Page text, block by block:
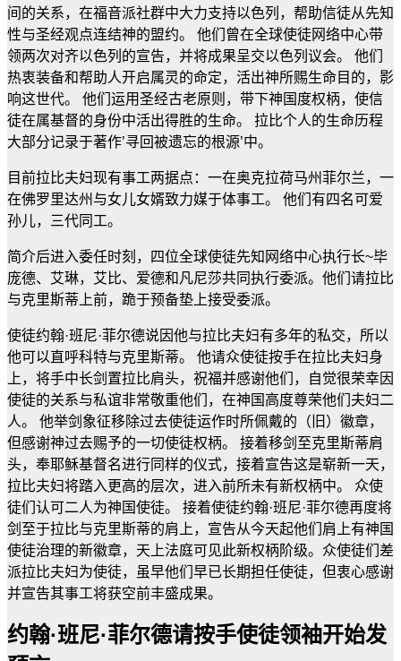
间的关系，在福音派社群中大力支持以色列，帮助信徒从先知
性与圣经观点连结神的盟约。 他们曾在全球使徒网络中心带
领两次对齐以色列的宣告，并将成果呈交以色列议会。 他们
热衷装备和帮助人开启属灵的命定，活出神所赐生命目的，影
响这世代。 他们运用圣经古老原则，带下神国度权柄，使信
徒在属基督的身份中活出得胜的生命。 拉比个人的生命历程
大部分记录于著作’寻回被遗忘的根源’中。
目前拉比夫妇现有事工两据点：一在奥克拉荷马州菲尔兰，一
在佛罗里达州与女儿女婿致力媒于体事工。 他们有四名可爱
孙儿，三代同工。
简介后进入委任时刻，四位全球使徒先知网络中心执行长~毕
庞德、艾琳，艾比、爱德和凡尼莎共同执行委派。他们请拉比
与克里斯蒂上前，跪于预备垫上接受委派。
使徒约翰·班尼·菲尔德说因他与拉比夫妇有多年的私交，所以
他可以直呼科特与克里斯蒂。 他请众使徒按手在拉比夫妇身
上，将手中长剑置拉比肩头，祝福并感谢他们，自觉很荣幸因
使徒的关系与私谊非常敬重他们，在神国高度尊荣他们夫妇二
人。 他举剑象征移除过去使徒运作时所佩戴的（旧）徽章，
但感谢神过去赐予的一切使徒权柄。 接着移剑至克里斯蒂肩
头，奉耶稣基督名进行同样的仪式，接着宣告这是崭新一天，
拉比夫妇将踏入更高的层次，进入前所未有新权柄中。 众使
徒们认可二人为神国使徒。 接着使徒约翰·班尼·菲尔德再度将
剑至于拉比与克里斯蒂的肩上，宣告从今天起他们肩上有神国
使徒治理的新徽章，天上法庭可见此新权柄阶级。众使徒们差
派拉比夫妇为使徒，虽早他们早已长期担任使徒，但衷心感谢
并宣告其事工将获空前丰盛成果。
约翰·班尼·菲尔德请按手使徒领袖开始发